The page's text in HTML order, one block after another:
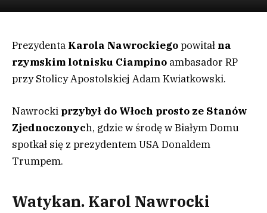
Prezydenta Karola Nawrockiegopowitał na
rzymskim lotnisku Ciampino ambasador RP
przy Stolicy Apostolskiej Adam Kwiatkowski.
Nawrocki przybył do Włoch prosto ze Stanów
Zjednoczonych, gdzie w środę w Białym Domu
spotkał się z prezydentem USA Donaldem
Trumpem.
Watykan. Karol Nawrocki